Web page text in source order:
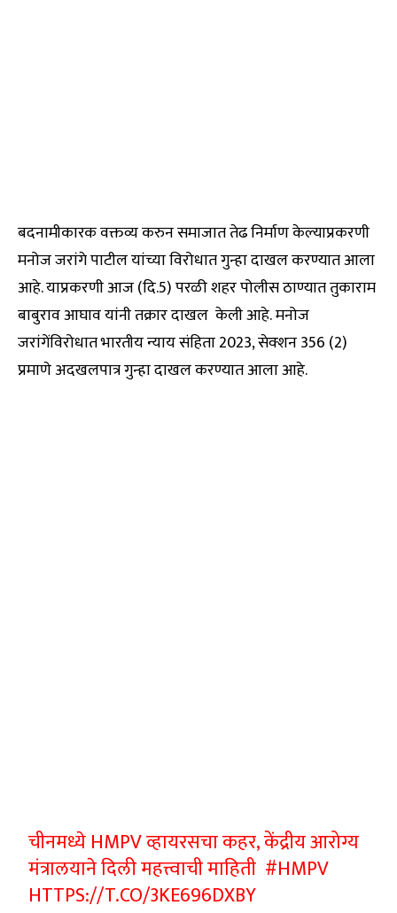
बदनामीकारक वक्तव्य करुन समाजात तेढ निर्माण केल्याप्रकरणी
मनोज जरांगे पाटील यांच्या विरोधात गुन्हा दाखल करण्यात आला
आहे. याप्रकरणी आज (दि.5) परळी शहर पोलीस ठाण्यात तुकाराम
बाबुराव आघाव यांनी तक्रार दाखल केली आहे. मनोज
जरांगेंविरोधात भारतीय न्याय संहिता 2023, सेक्शन 356 (2)
प्रमाणे अदखलपात्र गुन्हा दाखल करण्यात आला आहे.
चीनमध्ये HMPV व्हायरसचा कहर, केंद्रीय आरोग्य
मंत्रालयाने दिली महत्त्वाची माहिती #HMPV
HTTPS://T.CO/3KE696DXBY